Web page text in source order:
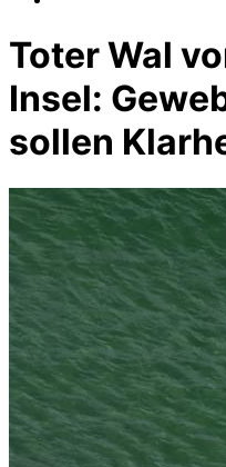
Toter Wal
Insel:
sollen